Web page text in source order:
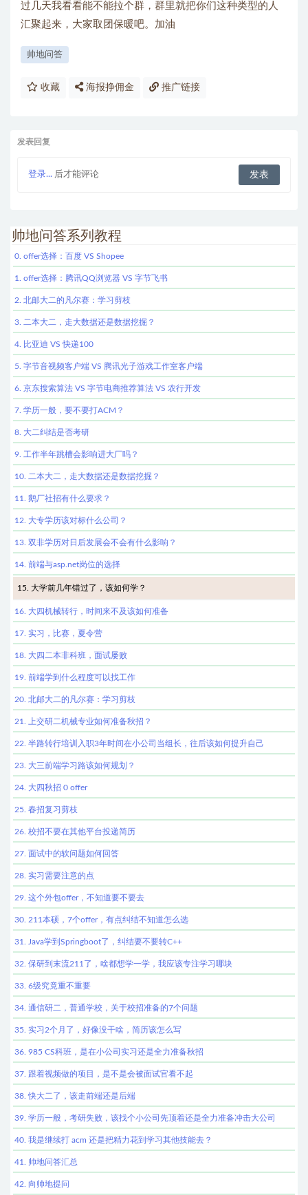
过几天我看看能不能拉个群，群里就把你们这种类型的人
汇聚起来，大家取团保暖吧。加油
帅地问答
收藏 海报挣佣金 推广链接
发表回复
登录... 后才能评论
帅地问答系列教程
0. offer选择：百度 VS Shopee
1. offer选择：腾讯QQ浏览器 VS 字节飞书
2. 北邮大二的凡尔赛：学习剪枝
3. 二本大二，走大数据还是数据挖掘？
4. 比亚迪 VS 快递100
5. 字节音视频客户端 VS 腾讯光子游戏工作室客户端
6. 京东搜索算法 VS 字节电商推荐算法 VS 农行开发
7. 学历一般，要不要打ACM？
8. 大二纠结是否考研
9. 工作半年跳槽会影响进大厂吗？
10. 二本大二，走大数据还是数据挖掘？
11. 鹅厂社招有什么要求？
12. 大专学历该对标什么公司？
13. 双非学历对日后发展会不会有什么影响？
14. 前端与asp.net岗位的选择
15. 大学前几年错过了，该如何学？
16. 大四机械转行，时间来不及该如何准备
17. 实习，比赛，夏令营
18. 大四二本非科班，面试屡败
19. 前端学到什么程度可以找工作
20. 北邮大二的凡尔赛：学习剪枝
21. 上交研二机械专业如何准备秋招？
22. 半路转行培训入职3年时间在小公司当组长，往后该如何提升自己
23. 大三前端学习路该如何规划？
24. 大四秋招 0 offer
25. 春招复习剪枝
26. 校招不要在其他平台投递简历
27. 面试中的软问题如何回答
28. 实习需要注意的点
29. 这个外包offer，不知道要不要去
30. 211本硕，7个offer，有点纠结不知道怎么选
31. Java学到Springboot了，纠结要不要转C++
32. 保研到末流211了，啥都想学一学，我应该专注学习哪块
33. 6级究竟重不重要
34. 通信研二，普通学校，关于校招准备的7个问题
35. 实习2个月了，好像没干啥，简历该怎么写
36. 985 CS科班，是在小公司实习还是全力准备秋招
37. 跟着视频做的项目，是不是会被面试官看不起
38. 快大二了，该走前端还是后端
39. 学历一般，考研失败，该找个小公司先顶着还是全力准备冲击大公司
40. 我是继续打 acm 还是把精力花到学习其他技能去？
41. 帅地问答汇总
42. 向帅地提问